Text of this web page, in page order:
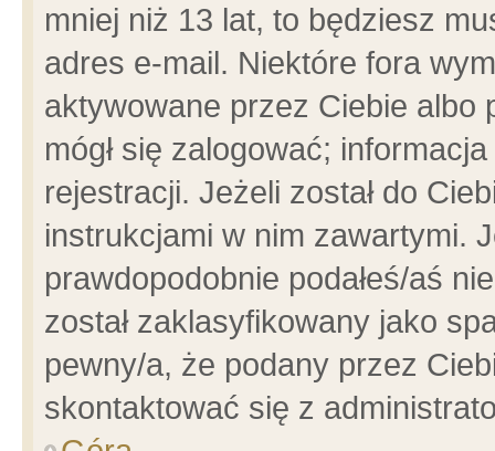
mniej niż 13 lat, to będziesz
adres e-mail. Niektóre fora
aktywowane przez Ciebie albo
mógł się zalogować;
rejestracji. Jeżeli został do
instrukcjami w nim zawartymi.
prawdopodobnie podałeś/aś
został zaklasyfikowany jako
pewny/a, że podany przez
skontaktować się z